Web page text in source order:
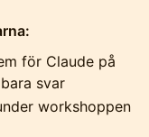
för Claude på
svar
workshoppen